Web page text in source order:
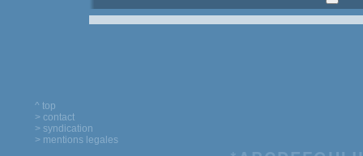
^ top
> contact
> syndication
> mentions legales